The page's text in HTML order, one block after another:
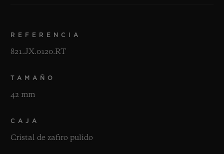
REFERENCIA
821.JX.0120.RT
TAMAÑO
42 mm
CAJA
Cristal de zafiro pulido